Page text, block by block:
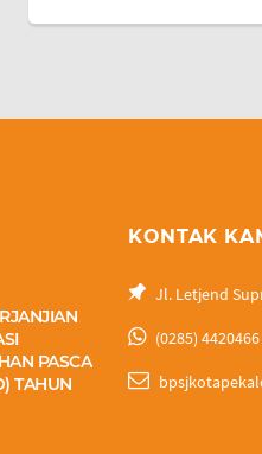
PASCA
TAHUN
KONTAK
Jl. Letjend
(0285) 4420466